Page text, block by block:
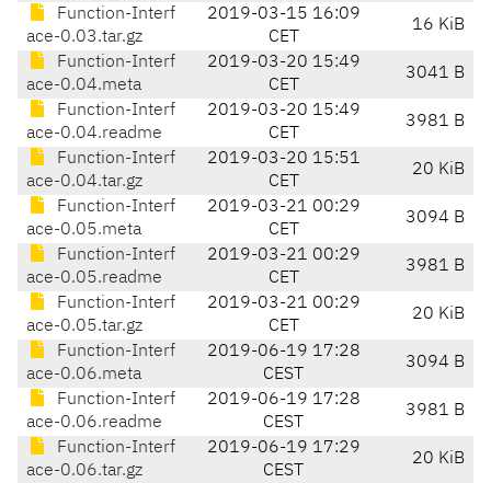
Function-Interf
ace-0.03.tar.gz
2019-03-15 16:09
CET
16 KiB
Function-Interf
ace-0.04.meta
2019-03-20 15:49
CET
3041 B
Function-Interf
ace-0.04.readme
2019-03-20 15:49
CET
3981 B
Function-Interf
ace-0.04.tar.gz
2019-03-20 15:51
CET
20 KiB
Function-Interf
ace-0.05.meta
2019-03-21 00:29
CET
3094 B
Function-Interf
ace-0.05.readme
2019-03-21 00:29
CET
3981 B
Function-Interf
ace-0.05.tar.gz
2019-03-21 00:29
CET
20 KiB
Function-Interf
ace-0.06.meta
2019-06-19 17:28
CEST
3094 B
Function-Interf
ace-0.06.readme
2019-06-19 17:28
CEST
3981 B
Function-Interf
ace-0.06.tar.gz
2019-06-19 17:29
CEST
20 KiB